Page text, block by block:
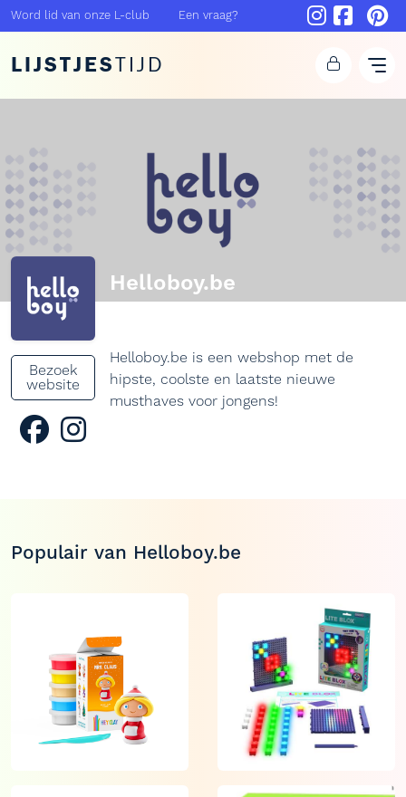
Word lid van onze L-club Een vraag?
LIJSTJESTIJD
Bezoek
website
Helloboy.be
Helloboy.be is een webshop met de
hipste, coolste en laatste nieuwe
musthaves voor jongens!
Populair van Helloboy.be